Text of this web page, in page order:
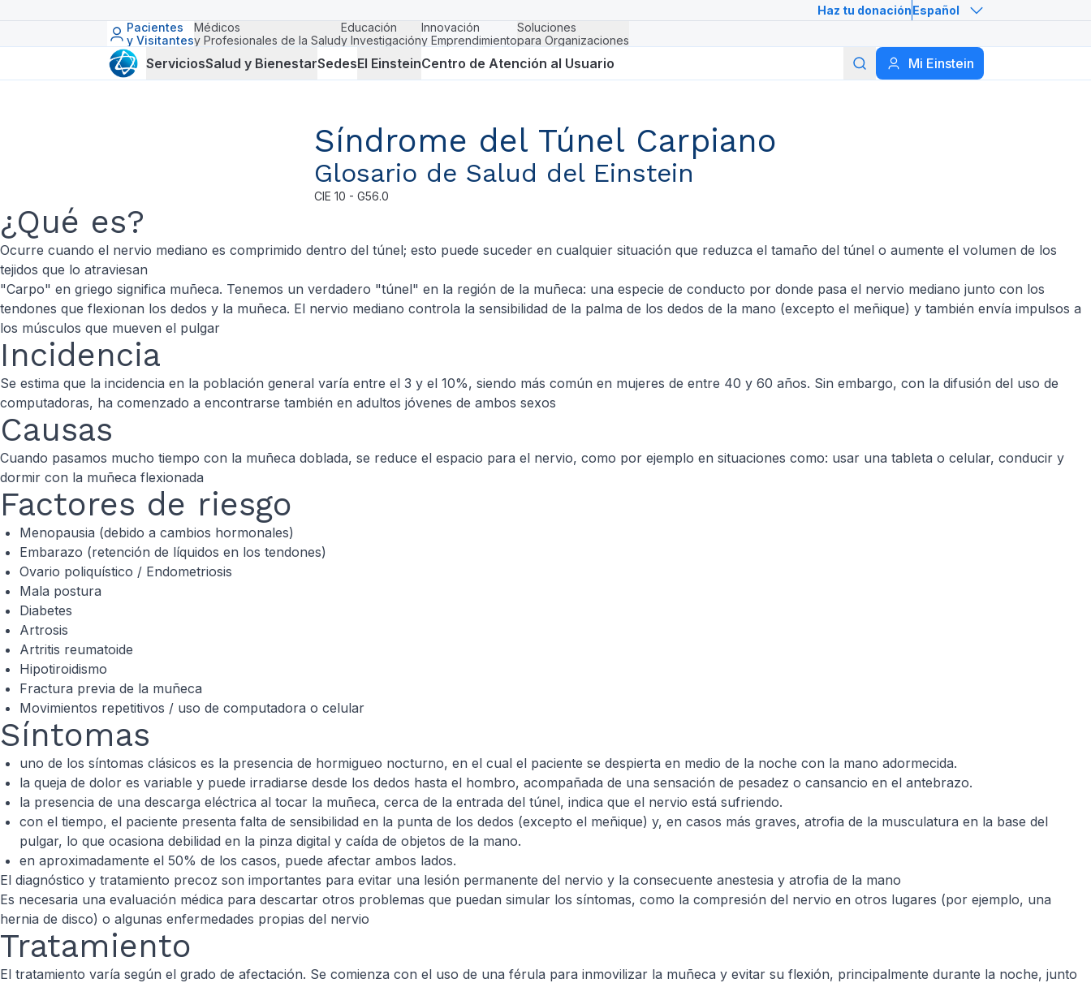
Haz tu donaciónEspañol
Pacientes
y Visitantes
Médicos
y Profesionales de la Salud
Educación
y Investigación
Innovación
y Emprendimiento
Soluciones
para Organizaciones
ServiciosSalud y BienestarSedesEl EinsteinCentro de Atención al Usuario Mi Einstein
Buscar
Síndrome del Túnel Carpiano
Glosario de Salud del Einstein
CIE 10 - G56.0
¿Qué es?
Ocurre cuando el nervio mediano es comprimido dentro del túnel; esto puede suceder en cualquier situación que reduzca el tamaño del túnel o aumente el volumen de los
tejidos que lo atraviesan
"Carpo" en griego significa muñeca. Tenemos un verdadero "túnel" en la región de la muñeca: una especie de conducto por donde pasa el nervio mediano junto con los
tendones que flexionan los dedos y la muñeca. El nervio mediano controla la sensibilidad de la palma de los dedos de la mano (excepto el meñique) y también envía impulsos a
los músculos que mueven el pulgar
Incidencia
Se estima que la incidencia en la población general varía entre el 3 y el 10%, siendo más común en mujeres de entre 40 y 60 años. Sin embargo, con la difusión del uso de
computadoras, ha comenzado a encontrarse también en adultos jóvenes de ambos sexos
Causas
Cuando pasamos mucho tiempo con la muñeca doblada, se reduce el espacio para el nervio, como por ejemplo en situaciones como: usar una tableta o celular, conducir y
dormir con la muñeca flexionada
Factores de riesgo
Menopausia (debido a cambios hormonales)
Embarazo (retención de líquidos en los tendones)
Ovario poliquístico / Endometriosis
Mala postura
Diabetes
Artrosis
Artritis reumatoide
Hipotiroidismo
Fractura previa de la muñeca
Movimientos repetitivos / uso de computadora o celular
Síntomas
uno de los síntomas clásicos es la presencia de hormigueo nocturno, en el cual el paciente se despierta en medio de la noche con la mano adormecida.
la queja de dolor es variable y puede irradiarse desde los dedos hasta el hombro, acompañada de una sensación de pesadez o cansancio en el antebrazo.
la presencia de una descarga eléctrica al tocar la muñeca, cerca de la entrada del túnel, indica que el nervio está sufriendo.
con el tiempo, el paciente presenta falta de sensibilidad en la punta de los dedos (excepto el meñique) y, en casos más graves, atrofia de la musculatura en la base del
pulgar, lo que ocasiona debilidad en la pinza digital y caída de objetos de la mano.
en aproximadamente el 50% de los casos, puede afectar ambos lados.
El diagnóstico y tratamiento precoz son importantes para evitar una lesión permanente del nervio y la consecuente anestesia y atrofia de la mano
Es necesaria una evaluación médica para descartar otros problemas que puedan simular los síntomas, como la compresión del nervio en otros lugares (por ejemplo, una
hernia de disco) o algunas enfermedades propias del nervio
Tratamiento
El tratamiento varía según el grado de afectación. Se comienza con el uso de una férula para inmovilizar la muñeca y evitar su flexión, principalmente durante la noche, junto